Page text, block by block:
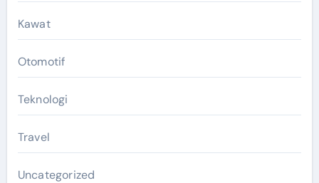
Kawat
Otomotif
Teknologi
Travel
Uncategorized